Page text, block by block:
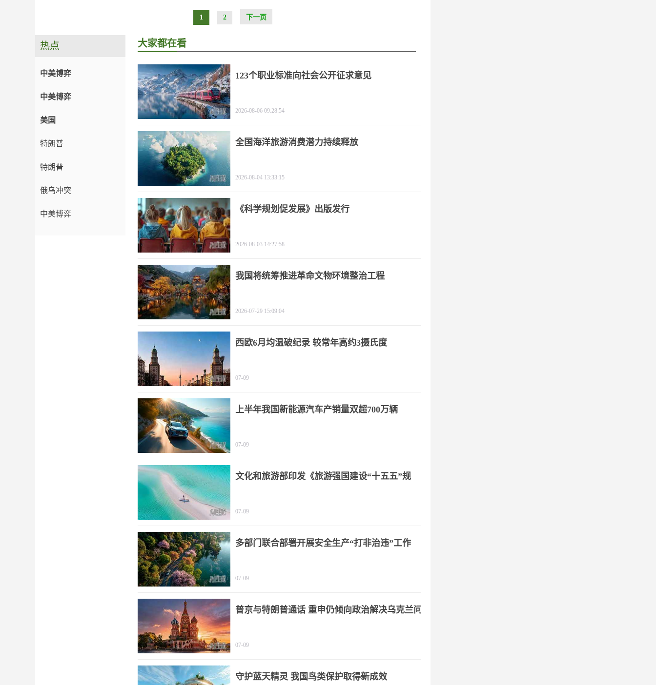
1 2 下一页
热点
中美博弈
中美博弈
美国
特朗普
特朗普
俄乌冲突
中美博弈
大家都在看
123个职业标准向社会公开征求意见
2026-08-06 09:28:54
全国海洋旅游消费潜力持续释放
2026-08-04 13:33:15
《科学规划促发展》出版发行
2026-08-03 14:27:58
我国将统筹推进革命文物环境整治工程
2026-07-29 15:09:04
西欧6月均温破纪录 较常年高约3摄氏度
07-09
上半年我国新能源汽车产销量双超700万辆
07-09
文化和旅游部印发《旅游强国建设“十五五”规
07-09
多部门联合部署开展安全生产“打非治违”工作
07-09
普京与特朗普通话 重申仍倾向政治解决乌克兰问
07-09
守护蓝天精灵 我国鸟类保护取得新成效